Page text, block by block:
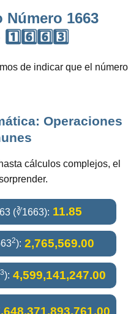
1663
de indicar que el número
Operaciones
cálculos complejos, el
(∛1663): 11.85
2): 2,765,569.00
3): 4,599,141,247.00